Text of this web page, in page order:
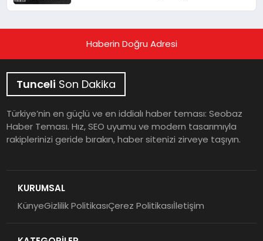
Haberin Doğru Adresi
Tunceli Son Dakika
Türkiye’nin en güçlü ve en iddialı haber teması: Seobaz
Haber Teması. Hız, SEO uyumu ve modern tasarımıyla
rakiplerinizi geride bırakın, haber sitenizi zirveye taşıyın.
KURUMSAL
KünyeGizlilik PolitikasıÇerez Politikasıİletişim